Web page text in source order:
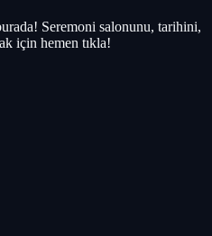
Seremoni salonunu, tarihini,
için hemen tıkla!